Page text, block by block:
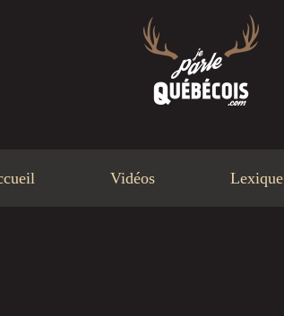
Vidéos Lexique